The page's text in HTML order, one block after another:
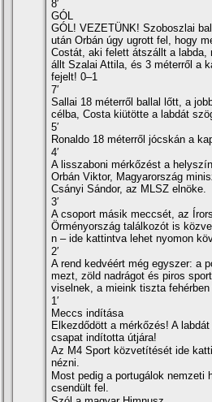
8′
GÓL
GÓL! VEZETÜNK! Szoboszlai
után Orbán úgy ugrott fel, hogy
Costát, aki felett átszállt a labda,
állt Szalai Attila, és 3 méterről a
fejelt! 0–1
7′
Sallai 18 méterről ballal lőtt, a
célba, Costa kiütötte a labdát
5′
Ronaldo 18 méterről jócskán a
4′
A lisszaboni mérkőzést a
Orbán Viktor, Magyarország
Csányi Sándor, az MLSZ elnöke.
3′
A csoport másik meccsét, az
Örményország találkozót is
n – ide kattintva lehet nyomon
2′
A rend kedvéért még egyszer: a
mezt, zöld nadrágot és piros
viselnek, a mieink tiszta fehérben
1′
Meccs indítása
Elkezdődött a mérkőzés! A
csapat indította útjára!
Az M4 Sport közvetítését ide
nézni.
Most pedig a portugálok nemzeti
csendült fel.